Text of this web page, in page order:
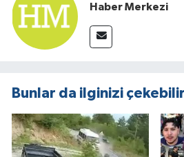
Haber Merkezi
Bunlar da ilginizi çekebilir